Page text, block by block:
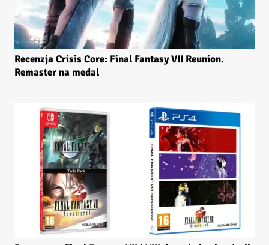
Recenzja Crisis Core: Final Fantasy VII Reunion.
Remaster na medal